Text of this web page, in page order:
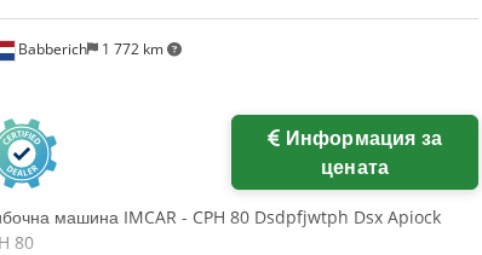
Babberich 1 772 km
цената
машина IMCAR - CPH 80 Dsdpfjwtph Dsx Apiock
80